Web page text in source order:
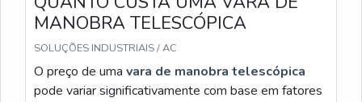
isolamento.
Para armazenamento, eu mantenho a vara em local
seco e protegido, evitando quedas e exposição
prolongada ao sol ou produtos químicos. Também
MANOBRA TELESCÓPICA
SOLUÇÕES INDUSTRIAIS / AC
O preço de uma vara de manobra telescópica
pode variar significativamente com base em fatores